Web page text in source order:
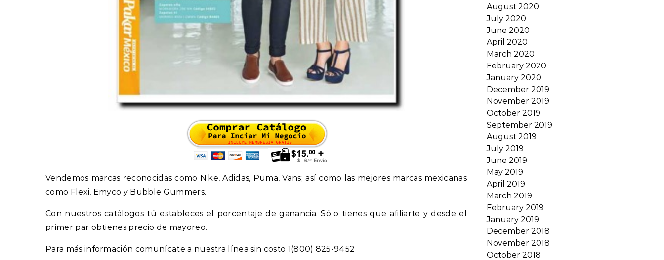
Vendemos marcas reconocidas como Nike, Adidas, Puma, Vans; así como las mejores marcas mexicanas
como Flexi, Emyco y Bubble Gummers.
Con nuestros catálogos tú estableces el porcentaje de ganancia. Sólo tienes que afiliarte y desde el
primer par obtienes precio de mayoreo.
Para más información comunícate a nuestra línea sin costo 1(800) 825-9452
August 2020
July 2020
June 2020
April 2020
March 2020
February 2020
January 2020
December 2019
November 2019
October 2019
September 2019
August 2019
July 2019
June 2019
May 2019
April 2019
March 2019
February 2019
January 2019
December 2018
November 2018
October 2018